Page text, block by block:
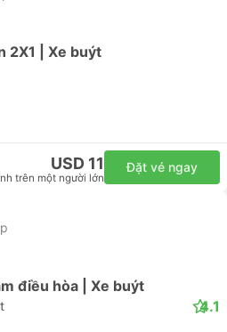
2X1 | Xe buýt
USD 11
trên một người lớn
Đặt vé ngay
điều hòa | Xe buýt
4.1